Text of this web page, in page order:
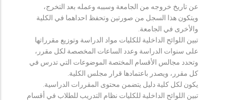
عن تاريخ خروجه من الجامعة وسببه وعمله بعد التخرج،
ويتكون هذا السجل من صورتين وتحفظ احداهما في الكلية
والأخرى في الجامعة.
تبين اللوائح الداخلية للكليات مواد الدراسة وتوزيع مقرراتها
على سنوات الدراسة وعدد الساعات المخصصة لكل مقرر،
وتحدد مجالس الأقسام المختصة الموضوعات التي تدرس في
كل مقرر، ويصدر باعتمادها قرار مجلس الكلية.
يكون لكل كلية دليل يتضمن محتوى المقررات الدراسية.
تبين اللوائح الداخلية للكليات نظام التدريب للطلاب في أقسام